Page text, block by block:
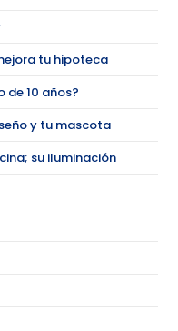
tu hipoteca
de 10 años?
y tu mascota
su iluminación